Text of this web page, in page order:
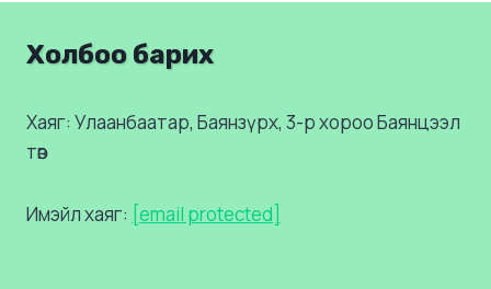
Холбоо барих
Хаяг: Улаанбаатар, Баянзүрх, 3-р хороо Баянцээл
төв
Имэйл хаяг: [email protected]